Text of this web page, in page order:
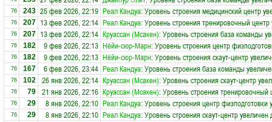
76 243 25 фев 2026, 22:19 Реал Кандуа: Уровень строения медицинский центр
76 207 13 фев 2026, 22:14 Реал Кандуа: Уровень строения тренировочный
76 207 13 фев 2026, 22:14 Круассан (Мсакен): Уровень строения база команды
76 182 9 фев 2026, 22:13 Нёйи-сюр-Марн: Уровень строения центр
76 182 9 фев 2026, 22:13 Нёйи-сюр-Марн: Уровень строения скаут-центр
76 167 6 фев 2026, 23:44 Реал Кандуа: Уровень строения база команды
76 102 26 янв 2026, 22:14 Круассан (Мсакен): Уровень строения скаут-центр
76 79 21 янв 2026, 22:16 Круассан (Мсакен): Уровень строения тренировочный
76 29 8 янв 2026, 22:10 Реал Кандуа: Уровень строения центр
76 29 8 янв 2026, 22:10 Реал Кандуа: Уровень строения скаут-центр увеличен